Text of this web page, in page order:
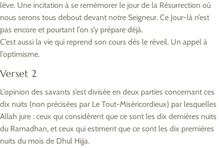
lève. Une incitation à se remémorer le jour de la Résurrection où
nous serons tous debout devant notre Seigneur. Ce Jour-là n’est
pas encore et pourtant l’on s’y prépare déjà.
C’est aussi la vie qui reprend son cours dès le réveil. Un appel à
l’optimisme.
Verset 2
L’opinion des savants s’est divisée en deux parties concernant ces
dix nuits (non précisées par Le Tout-Miséricordieux) par lesquelles
Allah jure : ceux qui considèrent que ce sont les dix dernières nuits
du Ramadhan, et ceux qui estiment que ce sont les dix premières
nuits du mois de Dhul Hijja.